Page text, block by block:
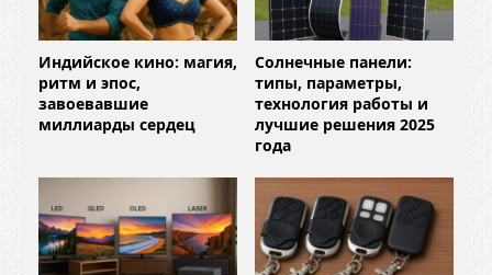
Индийское кино: магия,
ритм и эпос,
завоевавшие
миллиарды сердец
Солнечные панели:
типы, параметры,
технология работы и
лучшие решения 2025
года